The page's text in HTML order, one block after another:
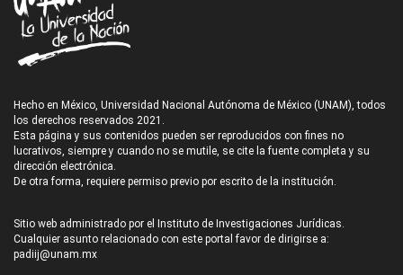
Hecho en México, Universidad Nacional Autónoma de México (UNAM), todos
los derechos reservados 2021.
Esta página y sus contenidos pueden ser reproducidos con fines no
lucrativos, siempre y cuando no se mutile, se cite la fuente completa y su
dirección electrónica.
De otra forma, requiere permiso previo por escrito de la institución.
Sitio web administrado por el Instituto de Investigaciones Jurídicas.
Cualquier asunto relacionado con este portal favor de dirigirse a:
padiij@unam.mx